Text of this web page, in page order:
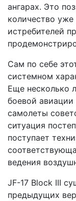
ангарах. Это
количество
истребителей
Сам по себе
системном
Еще несколько
боевой
самолеты
ситуация
поступает
ведения
JF-17 Block III
предыдущих